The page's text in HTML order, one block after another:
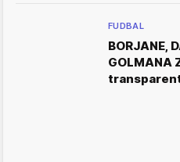
FUDBAL
BORJANE,
GOLMANA